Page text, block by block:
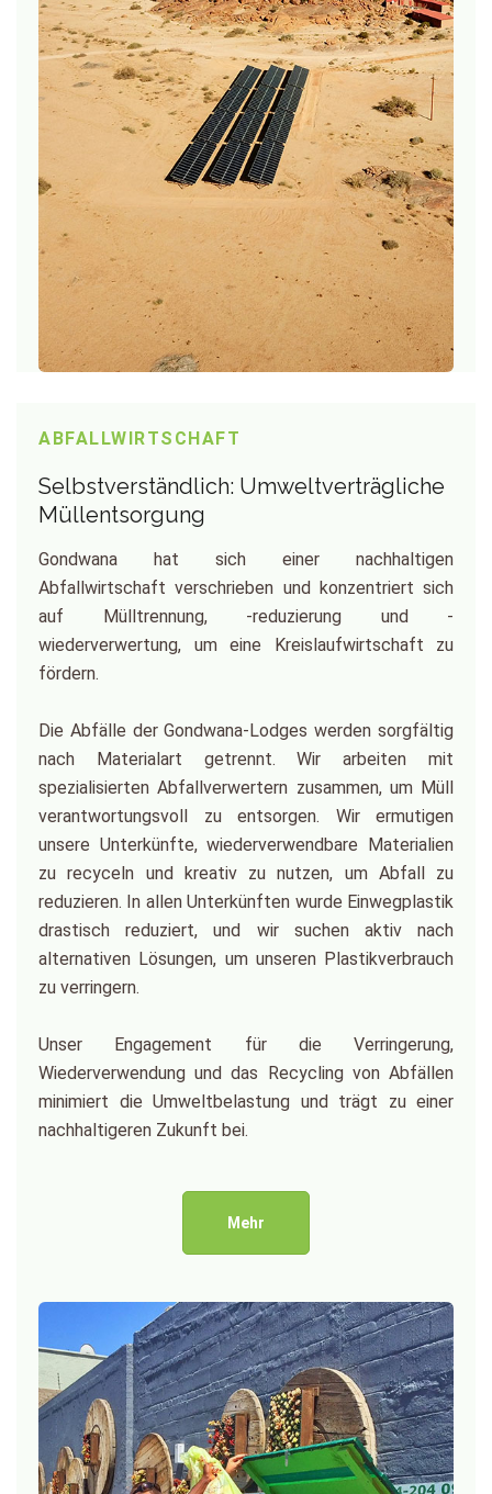
ABFALLWIRTSCHAFT
Selbstverständlich: Umweltverträgliche
Müllentsorgung
Gondwana hat sich einer nachhaltigen
Abfallwirtschaft verschrieben und konzentriert sich
auf Mülltrennung, -reduzierung und -
wiederverwertung, um eine Kreislaufwirtschaft zu
fördern.
Die Abfälle der Gondwana-Lodges werden sorgfältig
nach Materialart getrennt. Wir arbeiten mit
spezialisierten Abfallverwertern zusammen, um Müll
verantwortungsvoll zu entsorgen. Wir ermutigen
unsere Unterkünfte, wiederverwendbare Materialien
zu recyceln und kreativ zu nutzen, um Abfall zu
reduzieren. In allen Unterkünften wurde Einwegplastik
drastisch reduziert, und wir suchen aktiv nach
alternativen Lösungen, um unseren Plastikverbrauch
zu verringern.
Unser Engagement für die Verringerung,
Wiederverwendung und das Recycling von Abfällen
minimiert die Umweltbelastung und trägt zu einer
nachhaltigeren Zukunft bei.
Mehr